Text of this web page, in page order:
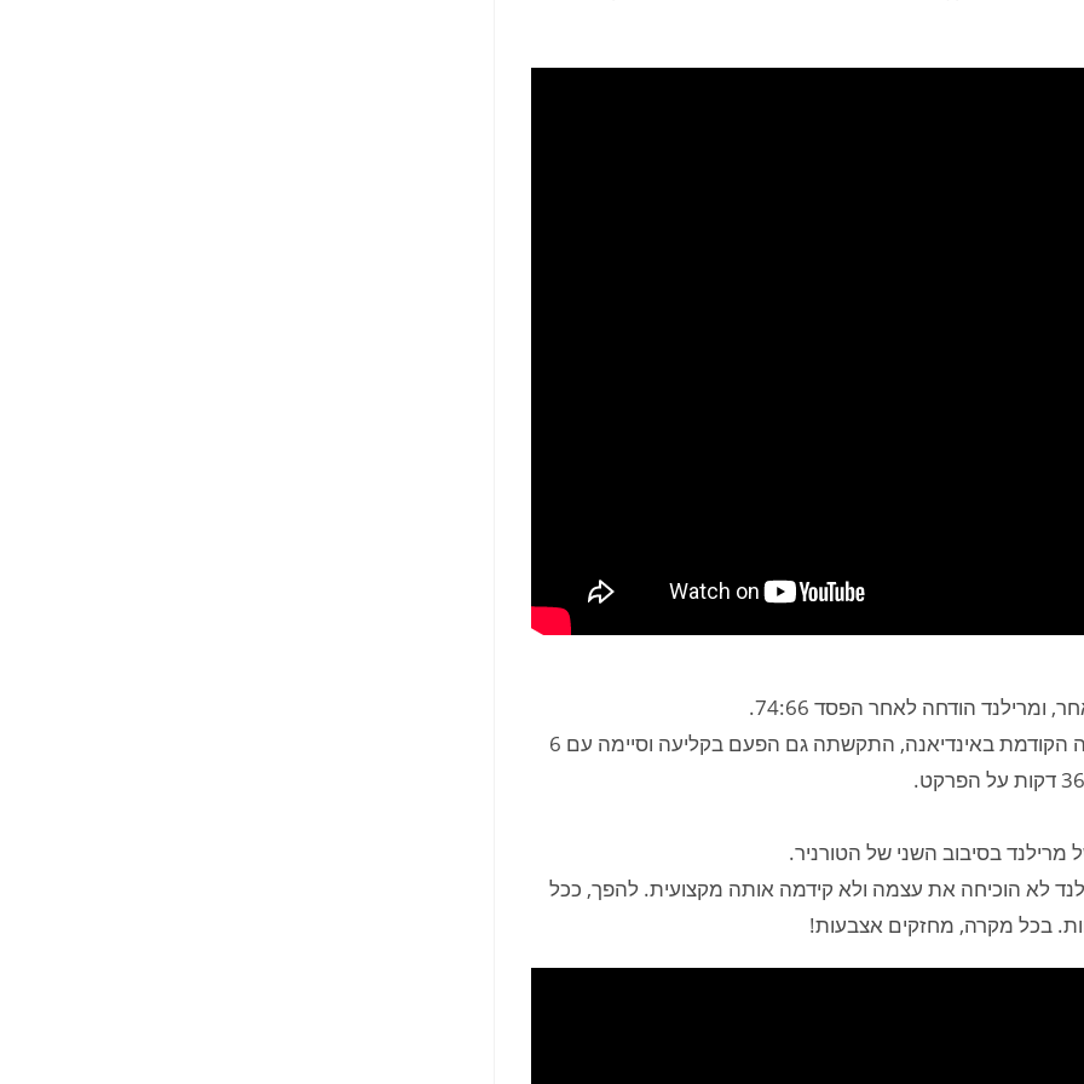
גרזון, שרשמה ירידה בכל המספרים העונה לעומת עונתה הקודמת באינדיאנה, התקשתה גם הפעם בקליעה וסיימה עם 6
בסיבוב השני של הטורניר.
לא הוכיחה את עצמה ולא קידמה אותה מקצועית. להפך, ככל